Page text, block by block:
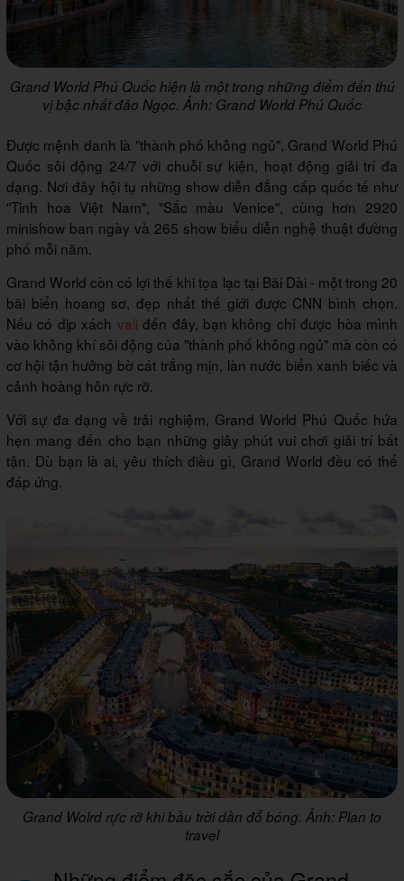
Grand World Phú Quốc hiện là một trong những điểm đến thú
vị bậc nhất đảo Ngọc. Ảnh: Grand World Phú Quốc
Được mệnh danh là "thành phố không ngủ", Grand World Phú
Quốc sôi động 24/7 với chuỗi sự kiện, hoạt động giải trí đa
dạng. Nơi đây hội tụ những show diễn đẳng cấp quốc tế như
"Tinh hoa Việt Nam", "Sắc màu Venice", cùng hơn 2920
minishow ban ngày và 265 show biểu diễn nghệ thuật đường
phố mỗi năm.
Grand World còn có lợi thế khi tọa lạc tại Bãi Dài - một trong 20
bãi biển hoang sơ, đẹp nhất thế giới được CNN bình chọn.
Nếu có dịp xách vali đến đây, bạn không chỉ được hòa mình
vào không khí sôi động của "thành phố không ngủ" mà còn có
cơ hội tận hưởng bờ cát trắng mịn, làn nước biển xanh biếc và
cảnh hoàng hôn rực rỡ.
Với sự đa dạng về trải nghiệm, Grand World Phú Quốc hứa
hẹn mang đến cho bạn những giây phút vui chơi giải trí bất
tận. Dù bạn là ai, yêu thích điều gì, Grand World đều có thể
đáp ứng.
Grand Wolrd rực rỡ khi bầu trời dần đổ bóng. Ảnh: Plan to
travel